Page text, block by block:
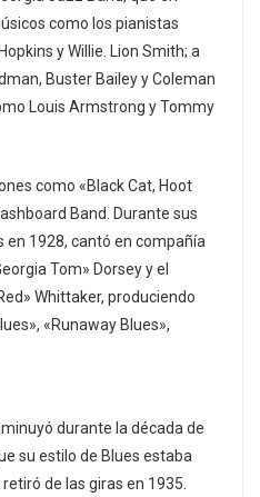
como los pianistas
y Willie. Lion Smith; a
Buster Bailey y Coleman
Louis Armstrong y Tommy
como «Black Cat, Hoot
Band. Durante sus
1928, cantó en compañía
Tom» Dorsey y el
Whittaker, produciendo
«Runaway Blues»,
durante la década de
su estilo de Blues estaba
de las giras en 1935.